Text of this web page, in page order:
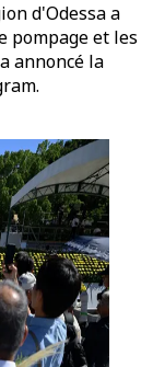
d'Odessa a
pompage et les
annoncé la